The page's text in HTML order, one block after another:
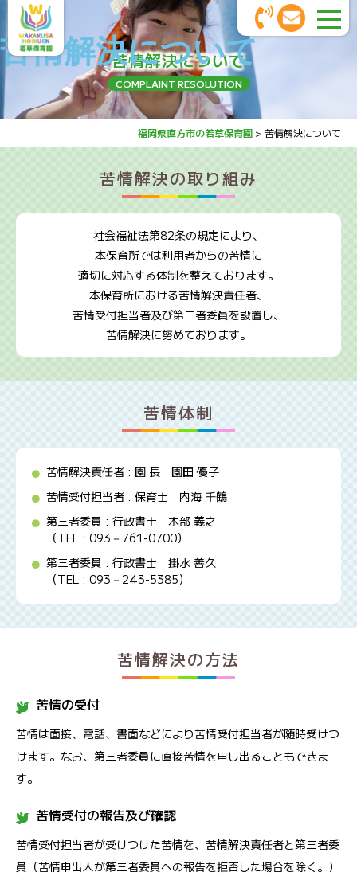
苦情解決について
苦情解決について
COMPLAINT RESOLUTION
福岡県直方市の若草保育園 > 苦情解決について
苦情解決の取り組み
社会福祉法第82条の規定により、
本保育所では利用者からの苦情に
適切に対応する体制を整えております。
本保育所における苦情解決責任者、
苦情受付担当者及び第三者委員を設置し、
苦情解決に努めております。
苦情体制
苦情解決責任者 : 園 長 園田 優子
苦情受付担当者 : 保育士 内海 千鶴
第三者委員 : 行政書士 木部 義之
（TEL : 093－761-0700）
第三者委員 : 行政書士 掛水 善久
（TEL : 093－243-5385）
苦情解決の方法
苦情の受付
苦情は面接、電話、書面などにより苦情受付担当者が随時受けつ
けます。なお、第三者委員に直接苦情を申し出ることもできま
す。
苦情受付の報告及び確認
苦情受付担当者が受けつけた苦情を、苦情解決責任者と第三者委
員（苦情申出人が第三者委員への報告を拒否した場合を除く。）